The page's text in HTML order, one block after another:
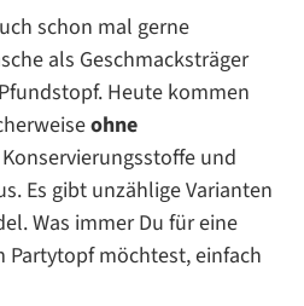
schon mal gerne
als Geschmacksträger
Heute kommen
ohne
und
Es gibt unzählige Varianten
Was immer Du für eine
Partytopf möchtest, einfach